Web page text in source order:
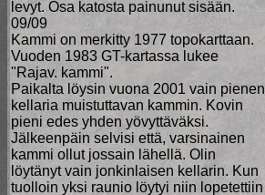
levyt. Osa katosta painunut sisään.
09/09
Kammi on merkitty 1977 topokarttaan.
Vuoden 1983 GT-kartassa lukee
"Rajav. kammi".
Paikalta löysin vuona 2001 vain pienen
kellaria muistuttavan kammin. Kovin
pieni edes yhden yövyttäväksi.
Jälkeenpäin selvisi että, varsinainen
kammi ollut jossain lähellä. Olin
löytänyt vain jonkinlaisen kellarin. Kun
tuolloin yksi raunio löytyi niin lopetettiin